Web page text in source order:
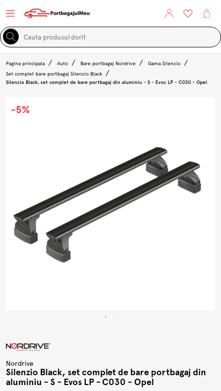
Pagina principala Auto Bare portbagaj Nordrive
Gama Silenzio
Set complet bare portbagaj Silenzio Black
Silenzio Black, set complet de bare portbagaj din aluminiu - S - Evos LP - C030 - Opel
-5%
Nordrive
Silenzio Black, set complet de bare portbagaj din
aluminiu - S - Evos LP - C030 - Opel